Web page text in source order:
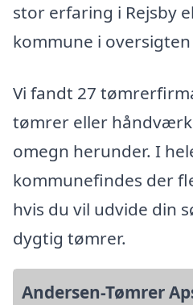
stor erfaring i Rejsby
kommune i
Vi fandt 27
tømrer eller
omegn herunder. I
kommunefindes der
hvis du vil udvide din
dygtig tømrer.
Andersen-Tømrer